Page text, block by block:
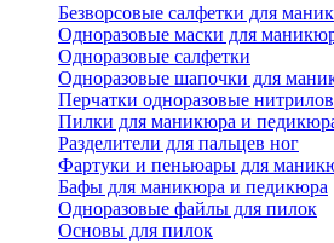
Безворсовые салфетки для
Одноразовые маски для
Одноразовые салфетки
Одноразовые шапочки для
Перчатки одноразовые
Пилки для маникюра и
Разделители для пальцев ног
Фартуки и пеньюары для
Бафы для маникюра и педикюра
Одноразовые файлы для пилок
Основы для пилок